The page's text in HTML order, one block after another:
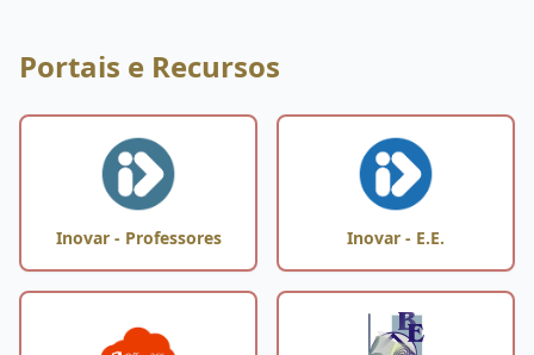
Portais e Recursos
Inovar - Professores Inovar - E.E.